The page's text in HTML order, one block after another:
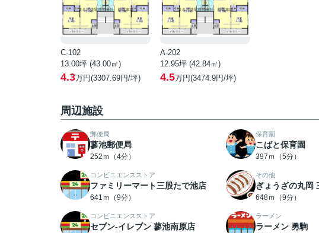
C-102
13.00坪 (43.00㎡)
4.3万円(3307.69円/坪)
A-202
12.95坪 (42.84㎡)
4.5万円(3474.9円/坪)
周辺施設
郵便局
蓼池郵便局
252ｍ（4分）
保育園
こばと保育園
397ｍ（5分）
コンビニエンスストア
ファミリーマート三股たで池店
641ｍ（9分）
その他
ぎょうざの丸岡
648ｍ（9分）
コンビニエンスストア
セブン-イレブン 蓼池南原店
ラーメン
ラーメン 勇駒